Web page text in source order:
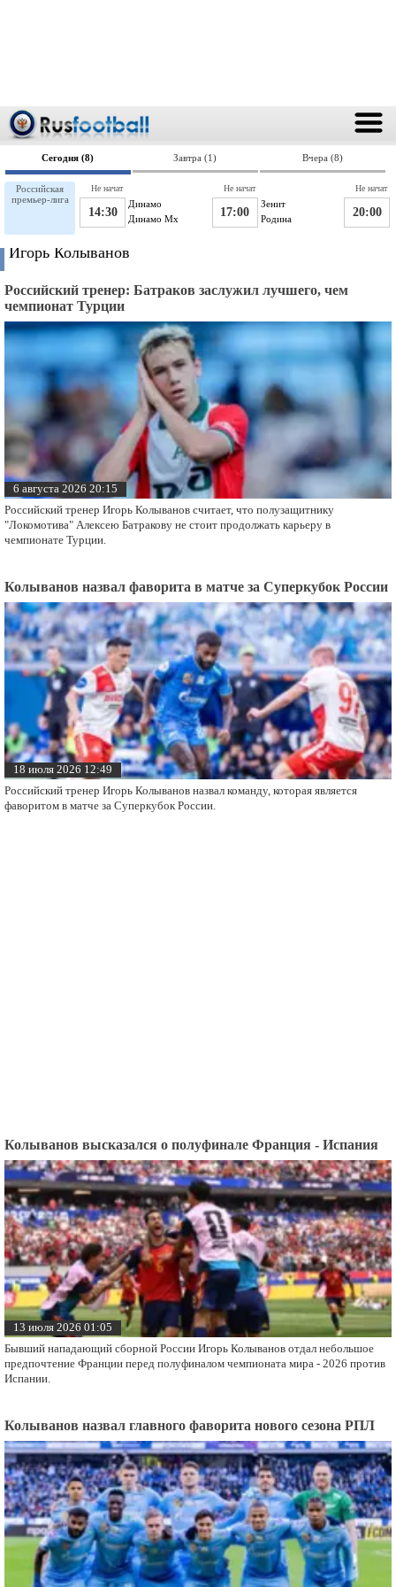
Сегодня (8) Завтра (1) Вчера (8)
Российская
премьер-лига
Динамо
14:30 Динамо Мх
Не начат
Зенит
17:00 Родина
Не начат
20:00
Не начат
Игорь Колыванов
Российский тренер: Батраков заслужил лучшего, чем
чемпионат Турции
6 августа 2026 20:15
Российский тренер Игорь Колыванов считает, что полузащитнику
"Локомотива" Алексею Батракову не стоит продолжать карьеру в
чемпионате Турции.
Колыванов назвал фаворита в матче за Суперкубок России
18 июля 2026 12:49
Российский тренер Игорь Колыванов назвал команду, которая является
фаворитом в матче за Суперкубок России.
Колыванов высказался о полуфинале Франция - Испания
13 июля 2026 01:05
Бывший нападающий сборной России Игорь Колыванов отдал небольшое
предпочтение Франции перед полуфиналом чемпионата мира - 2026 против
Испании.
Колыванов назвал главного фаворита нового сезона РПЛ